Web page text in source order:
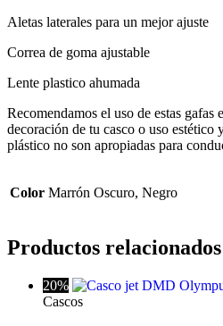
Aletas laterales para un mejor ajuste
Correa de goma ajustable
Lente plastico ahumada
Recomendamos el uso de estas gafas
decoración de tu casco o uso estético
plástico no son apropiadas para
Color Marrón Oscuro, Negro
Productos relacionados
20%
Cascos